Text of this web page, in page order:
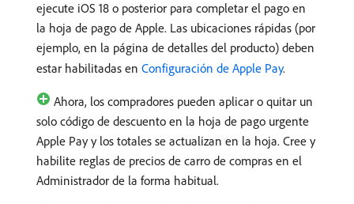
ejecute iOS 18 o posterior para completar el pago en
la hoja de pago de Apple. Las ubicaciones rápidas (por
ejemplo, en la página de detalles del producto) deben
estar habilitadas en Configuración de Apple Pay.
Ahora, los compradores pueden aplicar o quitar un
solo código de descuento en la hoja de pago urgente
Apple Pay y los totales se actualizan en la hoja. Cree y
habilite reglas de precios de carro de compras en el
Administrador de la forma habitual.